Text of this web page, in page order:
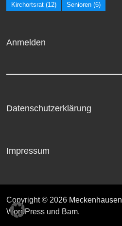
Kirchortsrat (12) Senioren (6)
Anmelden
Datenschutzerklärung
Impressum
Copyright © 2026 Meckenhausen
WordPress und Bam.